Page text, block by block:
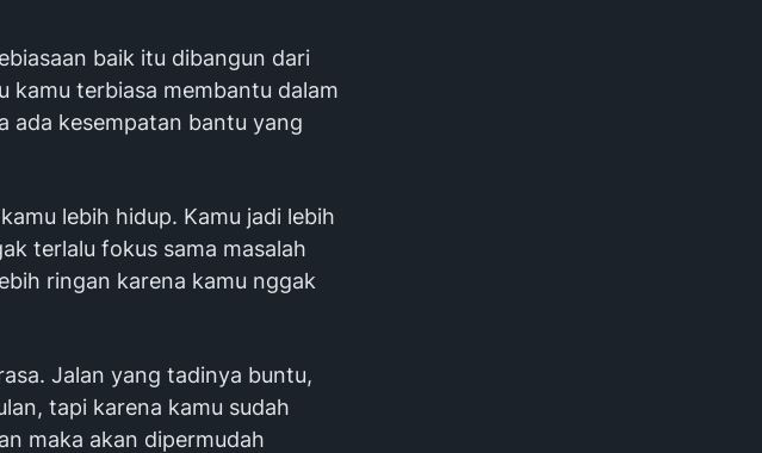
baik itu dibangun dari
kamu terbiasa membantu dalam
ada kesempatan bantu yang
lebih hidup. Kamu jadi lebih
terlalu fokus sama masalah
ringan karena kamu nggak
Jalan yang tadinya buntu,
tapi karena kamu sudah
maka akan dipermudah